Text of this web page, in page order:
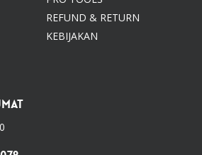
REFUND & RETURN
KEBIJAKAN